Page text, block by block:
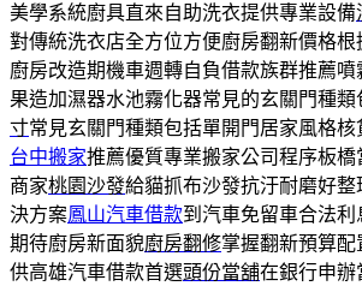
美學系統廚具直來自助洗衣提供專業設備
對傳統洗衣店全方位方便廚房翻新價格根
廚房改造期機車週轉自負借款族群推薦噴
果造加濕器水池霧化器常見的玄關門種類
寸常見玄關門種類包括單開門居家風格
台中搬家推薦優質專業搬家公司程序板
商家桃園沙發給貓抓布沙發抗汙耐磨好
決方案鳳山汽車借款到汽車免留車合法
期待廚房新面貌廚房翻修掌握翻新預算
供高雄汽車借款首選頭份當舖在銀行申辦